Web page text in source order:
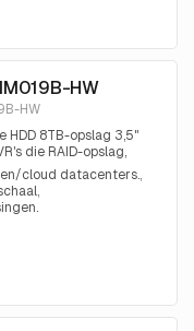
HW
HW
HDD 8TB-opslag 3,5"
die RAID-opslag,
cloud datacenters.